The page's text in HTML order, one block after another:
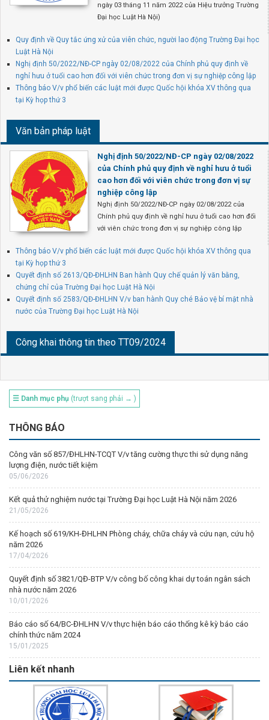
ngày 03 tháng 11 năm 2022 của Hiệu trưởng Trường
Đại học Luật Hà Nội)
Quy định về Quy tắc ứng xử của viên chức, người lao động Trường Đại học
Luật Hà Nội
Nghị định 50/2022/NĐ-CP ngày 02/08/2022 của Chính phủ quy định về
nghỉ hưu ở tuổi cao hơn đối với viên chức trong đơn vị sự nghiệp công lập
Thông báo V/v phổ biến các luật mới được Quốc hội khóa XV thông qua
tại Kỳ họp thứ 3
Văn bản pháp luật
Nghị định 50/2022/NĐ-CP ngày 02/08/2022
của Chính phủ quy định về nghỉ hưu ở tuổi
cao hơn đối với viên chức trong đơn vị sự
nghiệp công lập
Nghị định 50/2022/NĐ-CP ngày 02/08/2022 của
Chính phủ quy định về nghỉ hưu ở tuổi cao hơn đối
với viên chức trong đơn vị sự nghiệp công lập
Thông báo V/v phổ biến các luật mới được Quốc hội khóa XV thông qua
tại Kỳ họp thứ 3
Quyết định số 2613/QĐ-ĐHLHN Ban hành Quy chế quản lý văn bằng,
chứng chỉ của Trường Đại học Luật Hà Nội
Quyết định số 2583/QĐ-ĐHLHN V/v ban hành Quy ché Bảo vệ bí mật nhà
nước của Trường Đại học Luật Hà Nội
Công khai thông tin theo TT09/2024
☰ Danh mục phụ (trượt sang phải → )
THÔNG BÁO
Công văn số 857/ĐHLHN-TCQT V/v tăng cường thực thi sử dụng năng
lượng điện, nước tiết kiệm
05/06/2026
Kết quả thử nghiệm nước tại Trường Đại học Luật Hà Nội năm 2026
21/05/2026
Kế hoạch số 619/KH-ĐHLHN Phòng cháy, chữa cháy và cứu nạn, cứu hộ
năm 2026
17/04/2026
Quyết định số 3821/QĐ-BTP V/v công bố công khai dự toán ngân sách
nhà nước năm 2026
10/01/2026
Báo cáo số 64/BC-ĐHLHN V/v thực hiện báo cáo thống kê kỳ báo cáo
chính thức năm 2024
15/01/2025
Liên kết nhanh